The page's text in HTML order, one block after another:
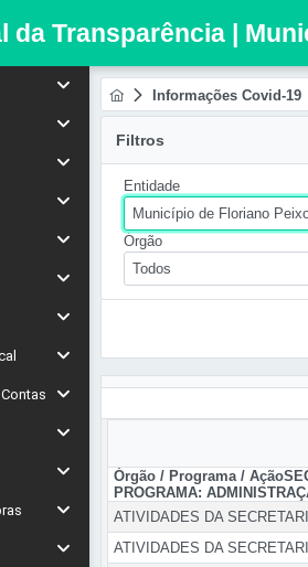
da Transparência |
Informações Covid-19
Filtros
Entidade
Município de Floriano
Órgão
Todos
Órgão / Programa / Ação
PROGRAMA:
ATIVIDADES DA
ATIVIDADES DA